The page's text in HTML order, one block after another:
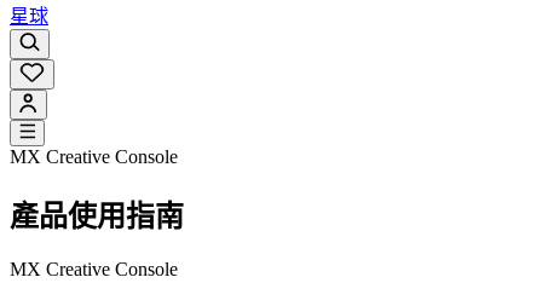
星球
MX Creative Console
產品使用指南
MX Creative Console